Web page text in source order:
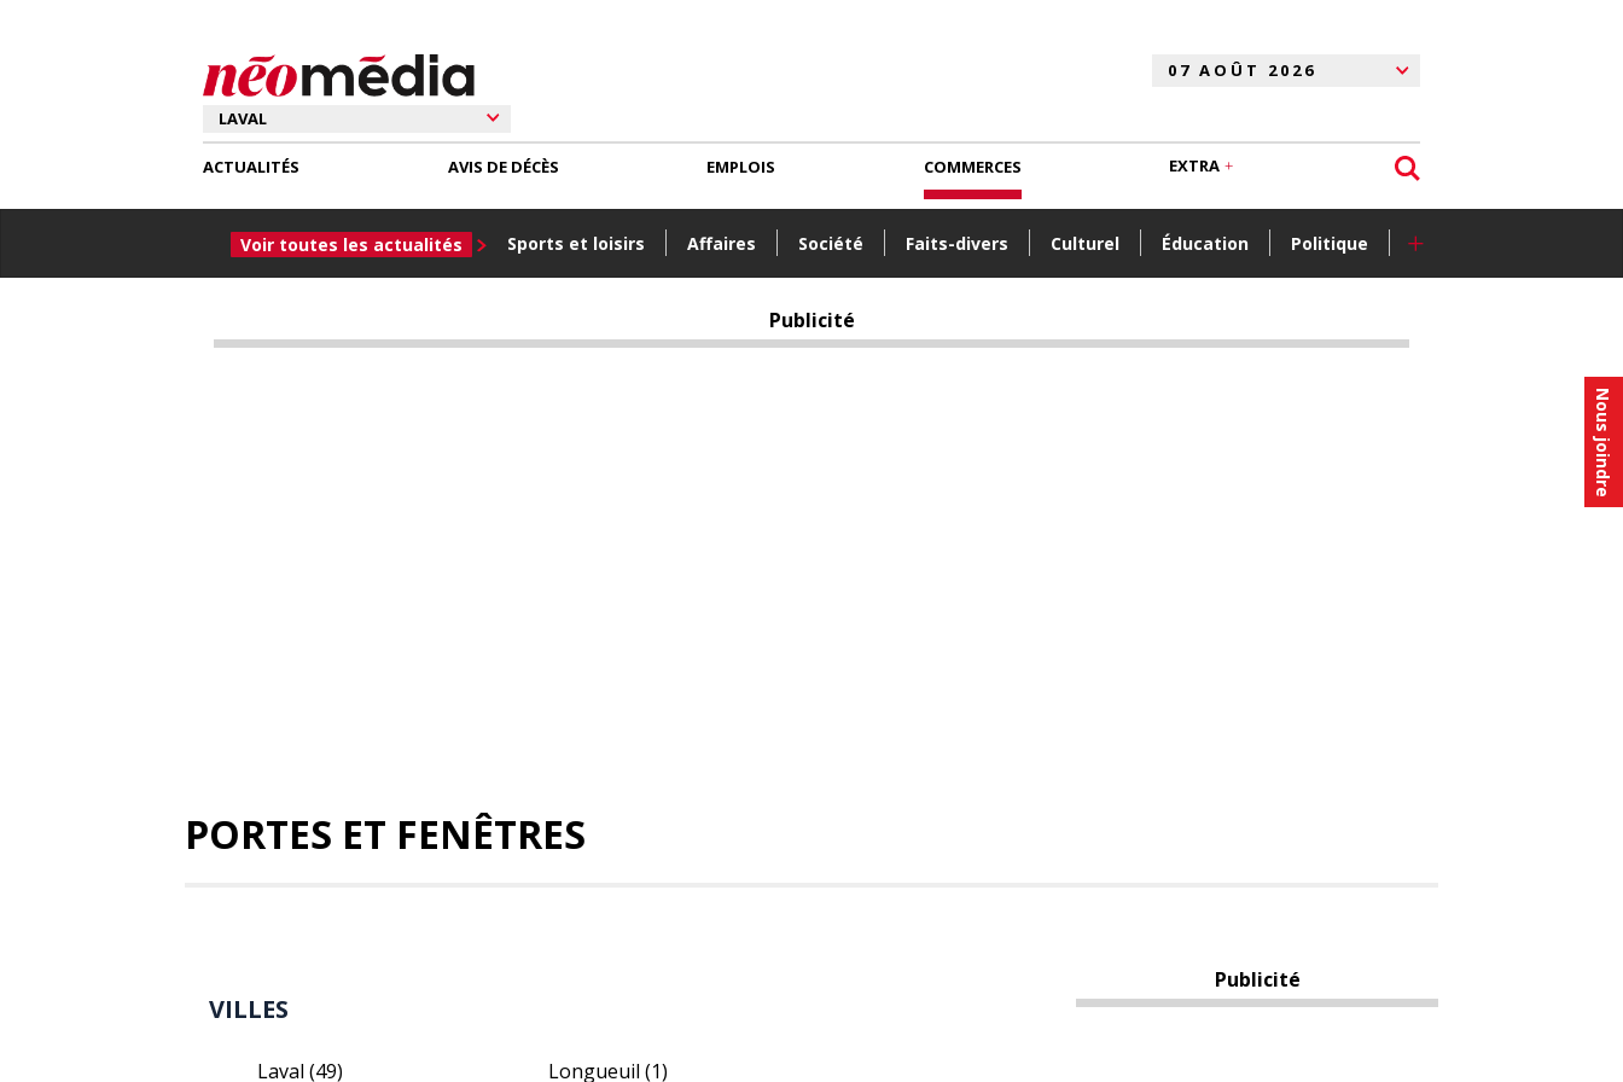
Nous joindre
ACTUALITÉS
Voir toutes les actualités Sports et loisirs Affaires Société Faits-divers Culturel Éducation Politique +
AVIS DE DÉCÈS EMPLOIS COMMERCES EXTRA
Publicité
PORTES ET FENÊTRES
VILLES
Laval (49) Longueuil (1)
Publicité